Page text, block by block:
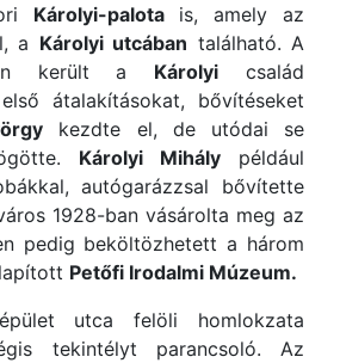
Károlyi-palotais, amely az
a Károlyi utcában található. A
került a Károlyi család
átalakításokat, bővítéseket
kezdte el, de utódai se
Károlyi Mihály például
autógarázzsal bővítette
1928-ban vásárolta meg az
pedig beköltözhetett a három
Petőfi Irodalmi Múzeum.
utca felöli homlokzata
tekintélyt parancsoló. Az